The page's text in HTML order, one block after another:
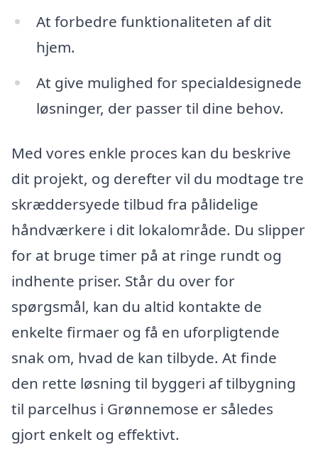
At forbedre funktionaliteten af dit
hjem.
At give mulighed for specialdesignede
løsninger, der passer til dine behov.
Med vores enkle proces kan du beskrive
dit projekt, og derefter vil du modtage tre
skræddersyede tilbud fra pålidelige
håndværkere i dit lokalområde. Du slipper
for at bruge timer på at ringe rundt og
indhente priser. Står du over for
spørgsmål, kan du altid kontakte de
enkelte firmaer og få en uforpligtende
snak om, hvad de kan tilbyde. At finde
den rette løsning til byggeri af tilbygning
til parcelhus i Grønnemose er således
gjort enkelt og effektivt.